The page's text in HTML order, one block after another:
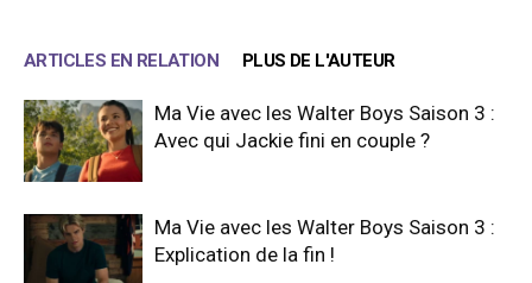
ARTICLES EN RELATION PLUS DE L'AUTEUR
Ma Vie avec les Walter Boys Saison 3 :
Avec qui Jackie fini en couple ?
Ma Vie avec les Walter Boys Saison 3 :
Explication de la fin !